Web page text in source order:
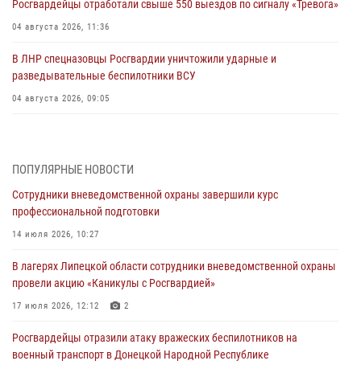
Росгвардейцы отработали свыше 550 выездов по сигналу «Тревога»
04 августа 2026, 11:36
В ЛНР спецназовцы Росгвардии уничтожили ударные и
разведывательные беспилотники ВСУ
04 августа 2026, 09:05
03 августа 2026, 13:43 1
Росгвардейцы обеспечили безопасность граждан в День Лев-
Толстовского района
03 августа 2026, 13:41
Росгвардия противодействует БПЛА ВСУ на южном направлении
(видео)
03 августа 2026, 13:39
Росгвардия обеспечила охрану порядка во время проведения
фестивалей в Липецке
ПОПУЛЯРНЫЕ НОВОСТИ
Сотрудники вневедомственной охраны завершили курс
профессиональной подготовки
14 июля 2026, 10:27
В лагерях Липецкой области сотрудники вневедомственной охраны
провели акцию «Каникулы с Росгвардией»
17 июля 2026, 12:12 2
Росгвардейцы отразили атаку вражеских беспилотников на
военный транспорт в Донецкой Народной Республике